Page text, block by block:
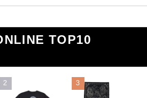
TOP10
2 3